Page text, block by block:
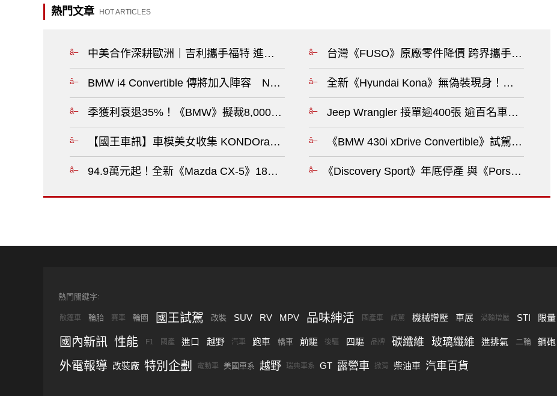
熱門文章 HOT ARTICLES
中美合作深耕歐洲｜吉利攜手福特 進駐西班工廠 共同研發新車?
BMW i4 Convertible 傳將加入陣容 Neue Klasse 平台再添純電雙門新成員?
季獲利衰退35%！《BMW》擬裁8,000人 重新評估車系佈局?
【國王車訊】車模美女收集 KONDOracing 原あゆみ?
94.9萬元起！全新《Mazda CX-5》18日發表 限時優惠價升級5年原廠保固?
台灣《FUSO》原廠零件降價 跨界攜手鹿耳門
全新《Hyundai Kona》無偽裝現身！《南陽》
Jeep Wrangler 接單逾400張 逾百名車主不等0
《BMW 430i xDrive Convertible》試駕報導｜
《Discovery Sport》年底停產 與《Porsche
熱門關鍵字:
敞篷車 輪胎 賽車 輪圈 國王試駕 改裝 SUV RV MPV 品味紳活 國產車 試駕 機械增壓 車展 渦輪增壓 STI 限量
國內新訊 性能 F1 國產 進口 越野 汽車 跑車 轎車 前驅 後驅 四驅 品牌 碳纖維 玻璃纖維 進排氣 二輪 鋼砲
外電報導 改裝廠 特別企劃 電動車 美國車系 越野 瑞典車系 GT 露營車 掀背 柴油車 汽車百貨